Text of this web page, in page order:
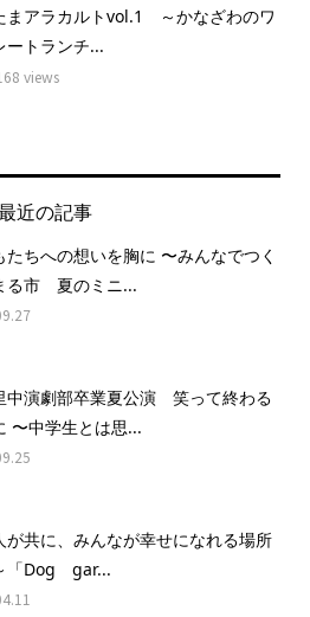
まアラカルトvol.1 ～かなざわのワ
ートランチ...
views
近の記事
たちへの想いを胸に 〜みんなでつく
る市 夏のミニ...
中演劇部卒業夏公演 笑って終わる
〜中学生とは思...
が共に、みんなが幸せになれる場所
Dog gar...